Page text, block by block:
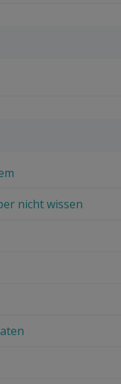
nicht wissen